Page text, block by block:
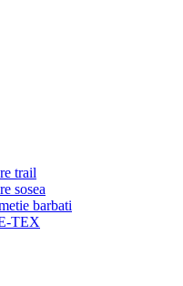
trail
sosea
barbati
TEX